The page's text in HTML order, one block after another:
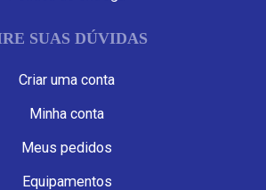
SUAS DÚVIDAS
Criar uma conta
Minha conta
Meus pedidos
Equipamentos